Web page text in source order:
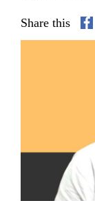
Share this